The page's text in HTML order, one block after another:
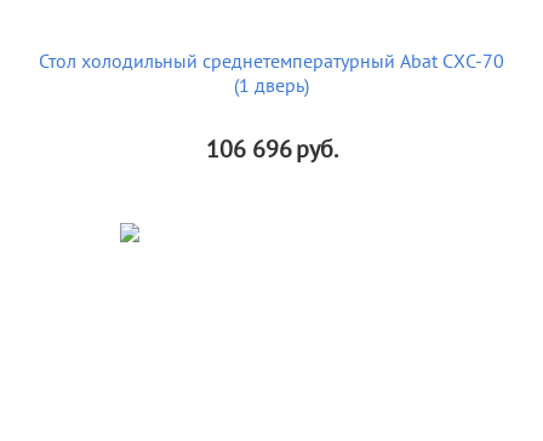
Стол холодильный среднетемпературный Abat СХС-70
(1 дверь)
106 696руб.